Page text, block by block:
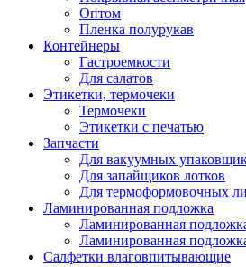
Оптом
Пленка полурукав
Контейнеры
Гастроемкости
Для салатов
Этикетки, термочеки
Термочеки
Этикетки с печатью
Запчасти
Для вакуумных
Для запайщиков лотков
Для термоформовочных
Ламинированная подложка
Ламинированная
Ламинированная
Салфетки влаговпитывающие